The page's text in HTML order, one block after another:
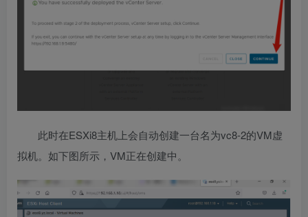
此时在ESXi8主机上会自动创建一台名为vc8-2的VM虚
拟机。如下图所示，VM正在创建中。